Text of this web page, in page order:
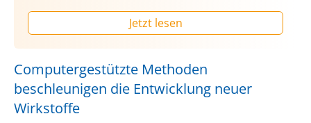
Jetzt lesen
Computergestützte Methoden
beschleunigen die Entwicklung neuer
Wirkstoffe